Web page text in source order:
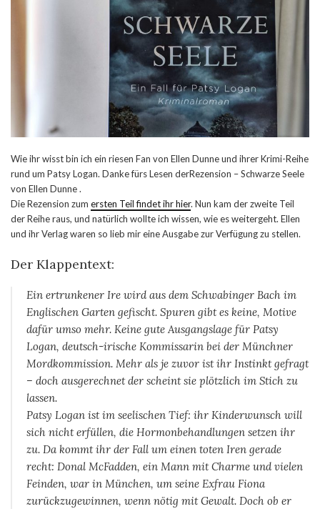
Wie ihr wisst bin ich ein riesen Fan von Ellen Dunne und ihrer Krimi-Reihe
rund um Patsy Logan. Danke fürs Lesen derRezension – Schwarze Seele
von Ellen Dunne .
Die Rezension zum ersten Teil findet ihr hier. Nun kam der zweite Teil
der Reihe raus, und natürlich wollte ich wissen, wie es weitergeht. Ellen
und ihr Verlag waren so lieb mir eine Ausgabe zur Verfügung zu stellen.
Der Klappentext:
Ein ertrunkener Ire wird aus dem Schwabinger Bach im
Englischen Garten gefischt. Spuren gibt es keine, Motive
dafür umso mehr. Keine gute Ausgangslage für Patsy
Logan, deutsch-irische Kommissarin bei der Münchner
Mordkommission. Mehr als je zuvor ist ihr Instinkt gefragt
– doch ausgerechnet der scheint sie plötzlich im Stich zu
lassen.
Patsy Logan ist im seelischen Tief: ihr Kinderwunsch will
sich nicht erfüllen, die Hormonbehandlungen setzen ihr
zu. Da kommt ihr der Fall um einen toten Iren gerade
recht: Donal McFadden, ein Mann mit Charme und vielen
Feinden, war in München, um seine Exfrau Fiona
zurückzugewinnen, wenn nötig mit Gewalt. Doch ob er